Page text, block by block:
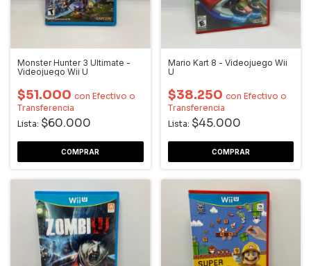
Monster Hunter 3 Ultimate -
Videojuego Wii U
$51.000 con Efectivo o
Transferencia
Lista: $60.000
Mario Kart 8 - Videojuego Wii
U
$38.250 con Efectivo o
Transferencia
Lista: $45.000